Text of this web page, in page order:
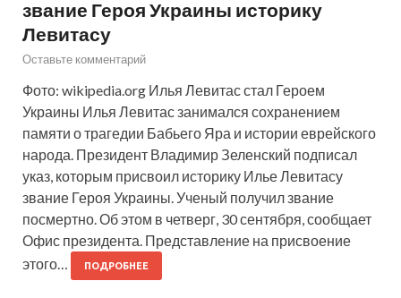
звание Героя Украины историку
Левитасу
Оставьте комментарий
Фото: wikipedia.org Илья Левитас стал Героем
Украины Илья Левитас занимался сохранением
памяти о трагедии Бабьего Яра и истории еврейского
народа. Президент Владимир Зеленский подписал
указ, которым присвоил историку Илье Левитасу
звание Героя Украины. Ученый получил звание
посмертно. Об этом в четверг, 30 сентября, сообщает
Офис президента. Представление на присвоение
этого…
ПОДРОБНЕЕ